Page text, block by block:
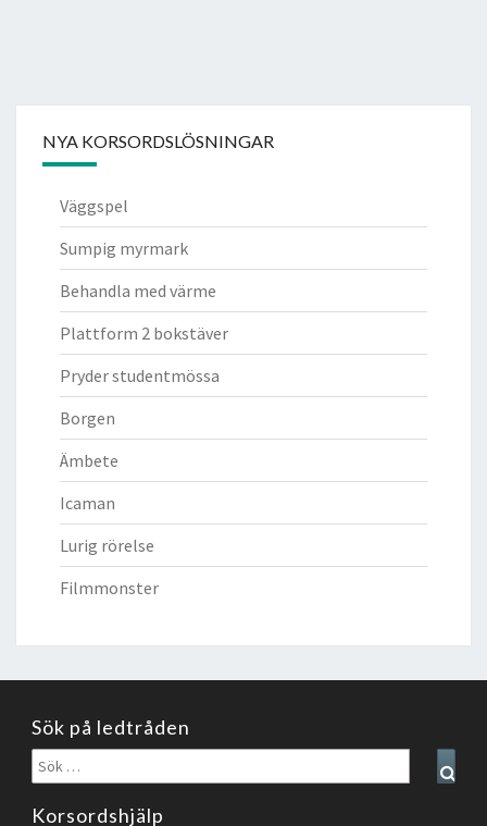
NYA KORSORDSLÖSNINGAR
Väggspel
Sumpig myrmark
Behandla med värme
Plattform 2 bokstäver
Pryder studentmössa
Borgen
Ämbete
Icaman
Lurig rörelse
Filmmonster
Sök på ledtråden
Sök
efter:
Korsordshjälp